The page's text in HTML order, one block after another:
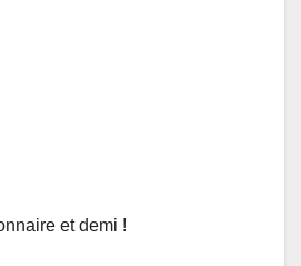
et demi !